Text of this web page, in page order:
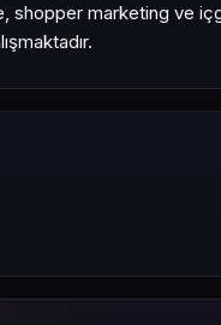
shopper marketing ve